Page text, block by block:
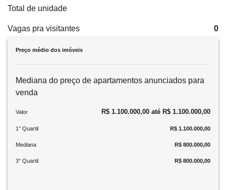
Total de unidade
Vagas pra visitantes 0
Preço médio dos imóveis
Mediana do preço de apartamentos anunciados para
venda
Valor R$ 1.100.000,00 até R$ 1.100.000,00
1° Quartil R$ 1.100.000,00
Mediana R$ 800.000,00
3° Quartil R$ 800.000,00